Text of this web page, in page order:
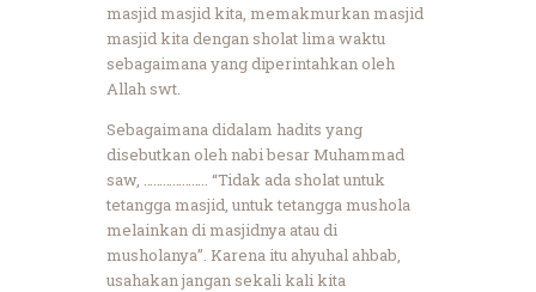
masjid masjid kita, memakmurkan masjid
masjid kita dengan sholat lima waktu
sebagaimana yang diperintahkan oleh
Allah swt.
Sebagaimana didalam hadits yang
disebutkan oleh nabi besar Muhammad
saw, ……………….. “Tidak ada sholat untuk
tetangga masjid, untuk tetangga mushola
melainkan di masjidnya atau di
musholanya”. Karena itu ahyuhal ahbab,
usahakan jangan sekali kali kita